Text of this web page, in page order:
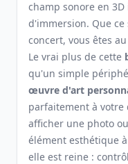
champ sonore en
d'immersion. Que
concert, vous êtes
Le vrai plus de cette
qu'un simple
œuvre d'art
parfaitement à votre
afficher une photo
élément esthétique
elle est reine :